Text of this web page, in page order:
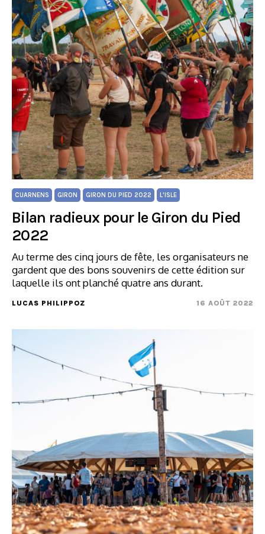
CUARNENS GIRON GIRON DU PIED 2022 L'ISLE
Bilan radieux pour le Giron du Pied
2022
Au terme des cinq jours de fête, les organisateurs ne
gardent que des bons souvenirs de cette édition sur
laquelle ils ont planché quatre ans durant.
LUCAS PHILIPPOZ 16 AOÛT 2022